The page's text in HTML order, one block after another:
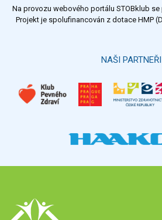
Výsledky
Na provozu webového portálu STOBklub se
Projekt je spolufinancován z dotace HMP
NAŠI PARTNEŘI